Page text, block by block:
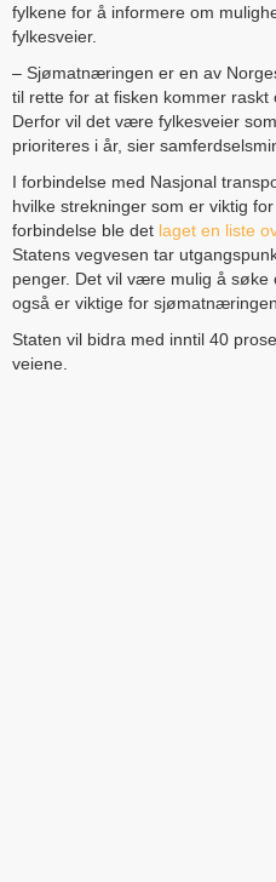
fylkene for å informere om
fylkesveier.
– Sjømatnæringen er en av
til rette for at fisken kommer raskt
Derfor vil det være fylkesveier
prioriteres i år, sier
I forbindelse med Nasjonal
hvilke strekninger som er viktig
forbindelse ble det laget en liste
Statens vegvesen tar
penger. Det vil være mulig å søke
også er viktige for sjømatnæringen.
Staten vil bidra med inntil 40
veiene.